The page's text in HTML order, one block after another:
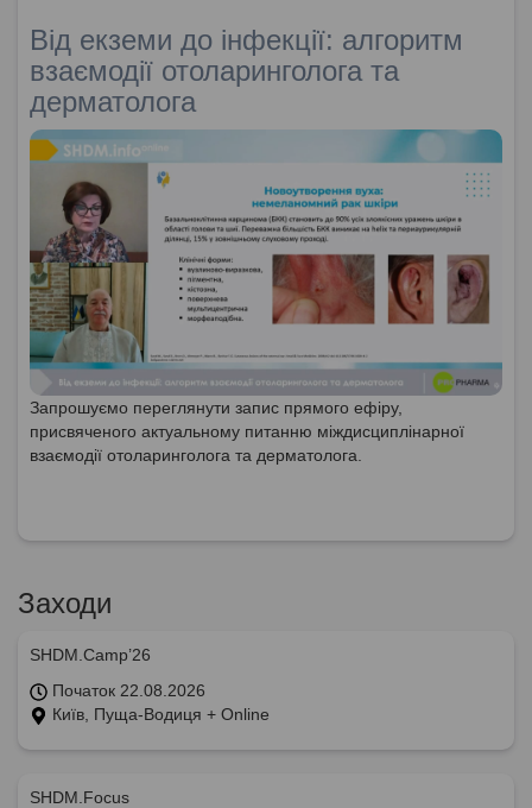
Від екземи до інфекції: алгоритм
взаємодії отоларинголога та
дерматолога
Запрошуємо переглянути запис прямого ефіру,
присвяченого актуальному питанню міждисциплінарної
взаємодії отоларинголога та дерматолога.
Заходи
SHDM.Camp’26
Початок 22.08.2026
Київ, Пуща-Водиця + Online
SHDM.Focus